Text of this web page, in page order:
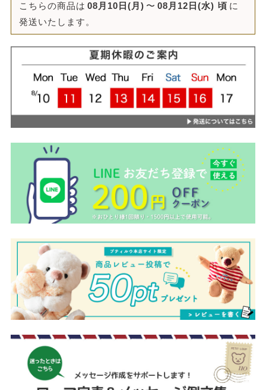
こちらの商品は 08月10日(月) 〜 08月12日(水) 頃 に
発送いたします。